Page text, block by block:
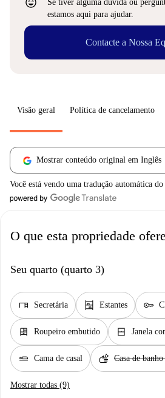
Se tiver alguma dúvida ou
estamos aqui para ajudar.
Contacte a Nossa
Visão geral Política de cancelamento
Mostrar conteúdo original em Inglês
Você está vendo uma tradução automática
O que esta propriedade
Seu quarto (quarto 3)
desk Secretária shelves Estantes key
dresser Roupeiro embutido window_closed Janela
airline_seat_flat Cama de casal soap Casa de
Mostrar todas (9)